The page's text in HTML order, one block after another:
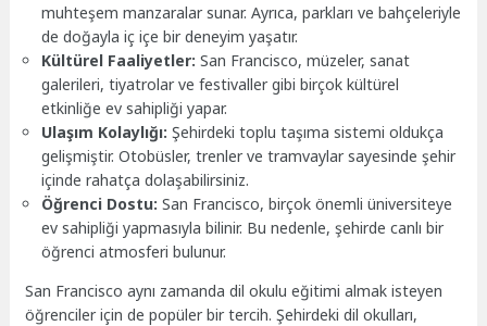
muhteşem manzaralar sunar. Ayrıca, parkları ve bahçeleriyle
de doğayla iç içe bir deneyim yaşatır.
Kültürel Faaliyetler: San Francisco, müzeler, sanat
galerileri, tiyatrolar ve festivaller gibi birçok kültürel
etkinliğe ev sahipliği yapar.
Ulaşım Kolaylığı: Şehirdeki toplu taşıma sistemi oldukça
gelişmiştir. Otobüsler, trenler ve tramvaylar sayesinde şehir
içinde rahatça dolaşabilirsiniz.
Öğrenci Dostu: San Francisco, birçok önemli üniversiteye
ev sahipliği yapmasıyla bilinir. Bu nedenle, şehirde canlı bir
öğrenci atmosferi bulunur.
San Francisco aynı zamanda dil okulu eğitimi almak isteyen
öğrenciler için de popüler bir tercih. Şehirdeki dil okulları,